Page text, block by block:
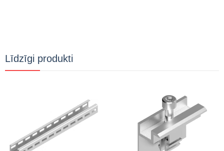
Līdzīgi produkti